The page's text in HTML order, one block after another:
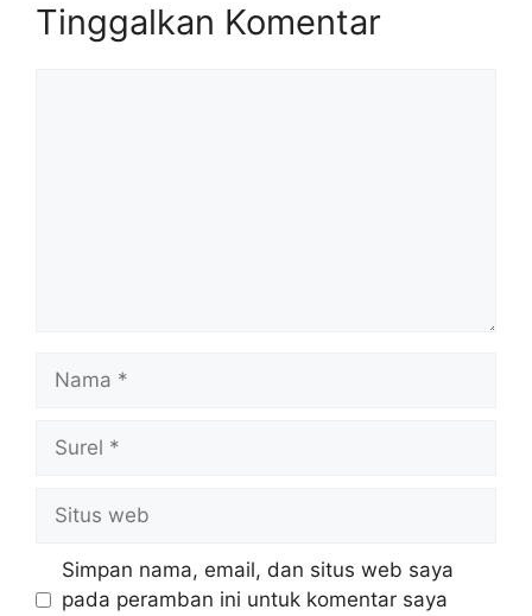
Tinggalkan Komentar
Nama
Surel
Situs
web
Simpan nama, email, dan situs web saya
pada peramban ini untuk komentar saya